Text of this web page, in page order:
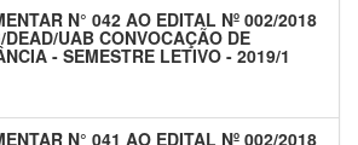
N° 042 AO EDITAL Nº 002/2018
UAB CONVOCAÇÃO DE
- SEMESTRE LETIVO - 2019/1
N° 041 AO EDITAL Nº 002/2018